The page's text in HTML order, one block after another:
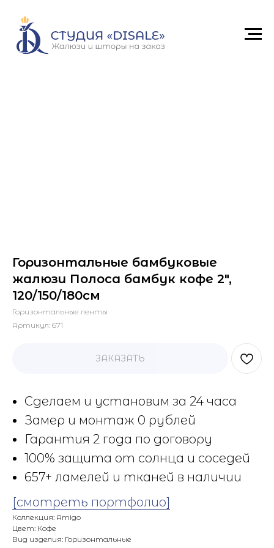
Горизонтальные бамбуковые
жалюзи Полоса бамбук кофе 2",
120/150/180см
Горизонтальные ленты
Артикул: 671
ЗАКАЗАТЬ
Сделаем и установим за 24 часа
Замер и монтаж 0 рублей
Гарантия 2 года по договору
100% защита от солнца и соседей
657+ ламелей и тканей в наличии
[смотреть портфолио]
Коллекция: Amigo
Цвет: Кофе
Вид изделия: Горизонтальные